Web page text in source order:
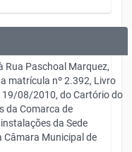
Rua Paschoal Marquez,
matrícula nº 2.392, Livro
19/08/2010, do Cartório do
da Comarca de
da Sede
Câmara Municipal de